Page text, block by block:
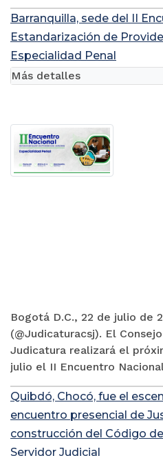
Barranquilla, sede del II
Estandarización de
Especialidad Penal
Bogotá D.C., 22 de julio de
(@Judicaturacsj). El
Judicatura realizará el
julio el II Encuentro
Más detalles
Quibdó, Chocó, fue el
encuentro presencial de
construcción del Código
Servidor Judicial